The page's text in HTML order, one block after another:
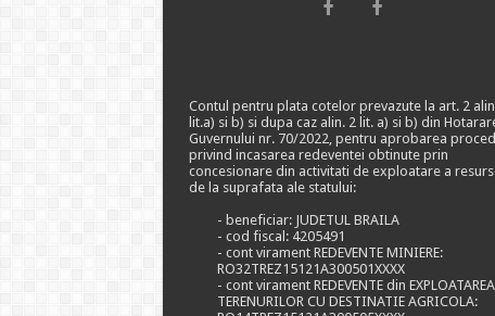
Contul pentru plata cotelor prevazute la art. 2
lit.a) si b) si dupa caz alin. 2 lit. a) si b) din
Guvernului nr. 70/2022, pentru aprobarea
privind incasarea redeventei obtinute prin
concesionare din activitati de exploatare a
de la suprafata ale statului:
- beneficiar: JUDETUL BRAILA
- cod fiscal: 4205491
- cont virament REDEVENTE MINIERE:
RO32TREZ15121A300501XXXX
- cont virament REDEVENTE din EXPLOATAREA
TERENURILOR CU DESTINATIE AGRICOLA: